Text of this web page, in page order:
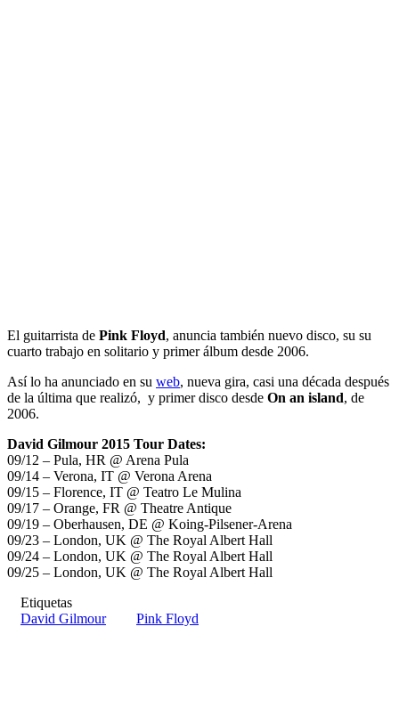
El guitarrista de Pink Floyd, anuncia también nuevo disco, su su
cuarto trabajo en solitario y primer álbum desde 2006.
Así lo ha anunciado en su web, nueva gira, casi una década después
de la última que realizó, y primer disco desde On an island, de
2006.
David Gilmour 2015 Tour Dates:
09/12 – Pula, HR @ Arena Pula
09/14 – Verona, IT @ Verona Arena
09/15 – Florence, IT @ Teatro Le Mulina
09/17 – Orange, FR @ Theatre Antique
09/19 – Oberhausen, DE @ Koing-Pilsener-Arena
09/23 – London, UK @ The Royal Albert Hall
09/24 – London, UK @ The Royal Albert Hall
09/25 – London, UK @ The Royal Albert Hall
Etiquetas
David Gilmour
Pink Floyd